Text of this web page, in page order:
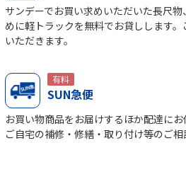
サンデーでお買い求めいただいた長尺
めに軽トラックを無料でお貸しします
いただきます。
有料
SUN急便
お買い物商品をお届けするほか配達に
ご自宅の補修・修繕・取り付け等のご